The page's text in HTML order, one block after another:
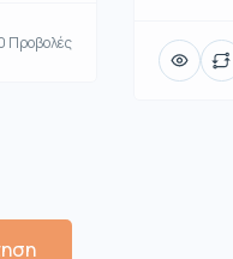
Προβολές